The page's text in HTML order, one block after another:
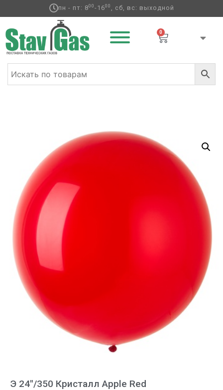
пн - пт: 800-1600 , сб, вс: выходной
0
Э 24″/350 Кристалл Apple Red